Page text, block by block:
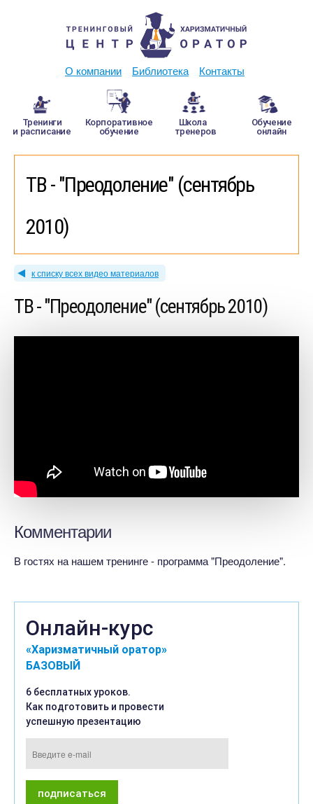
О компании Библиотека Контакты
Тренинги
и расписание
Корпоративное
обучение
Школа
тренеров
Обучение
онлайн
ТВ - "Преодоление" (сентябрь
2010)
к списку всех видео материалов
ТВ - "Преодоление" (сентябрь 2010)
Комментарии
В гостях на нашем тренинге - программа "Преодоление".
Онлайн-курс
«Харизматичный оратор»
БАЗОВЫЙ
6 бесплатных уроков.
Как подготовить и провести
успешную презентацию